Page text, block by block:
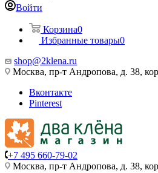
Войти
Корзина0
Избранные товары0
shop@2klena.ru
Москва, пр-т Андропова, д. 38,
Вконтакте
Pinterest
+7 495 660-79-02
Москва, пр-т Андропова, д. 38,